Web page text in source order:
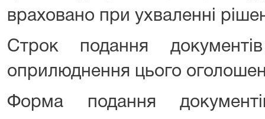
враховано при ухваленні
Строк подання
оприлюднення цього
Форма подання